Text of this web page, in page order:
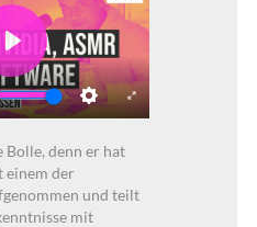
Settings
Enter
Play
Bolle, denn er hat
einem der
und teilt
mit